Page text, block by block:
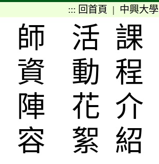
::: 回首頁 | 中興大學
師
資
陣
容
活
動
花
絮
課
程
介
紹